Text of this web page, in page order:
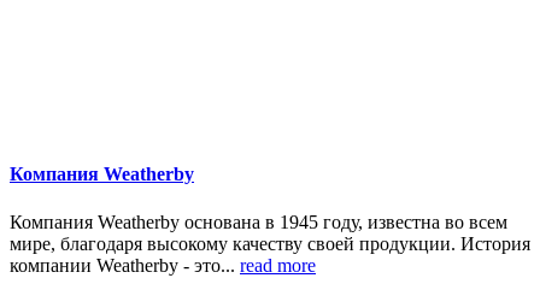
Компания Weatherby
Компания Weatherby основана в 1945 году, известна во всем
мире, благодаря высокому качеству своей продукции. История
компании Weatherby - это... read more